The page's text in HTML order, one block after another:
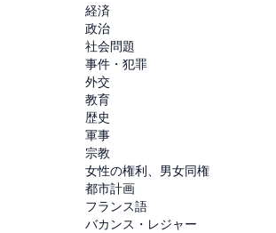
経済
政治
社会問題
事件・犯罪
外交
教育
歴史
軍事
宗教
女性の権利、男女同権
都市計画
フランス語
バカンス・レジャー